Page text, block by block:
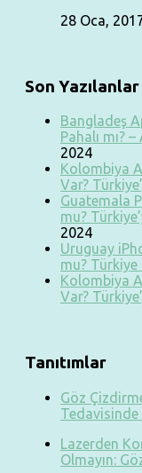
28 Oca,
Son Yazılanlar
Bangladeş
Pahalı mı?
2024
Kolombiya
Var?
Guatemala
mu?
2024
Uruguay
mu? Türkiye
Kolombiya
Var?
Tanıtımlar
Göz
Tedavisinde
Lazerden
Olmayın: